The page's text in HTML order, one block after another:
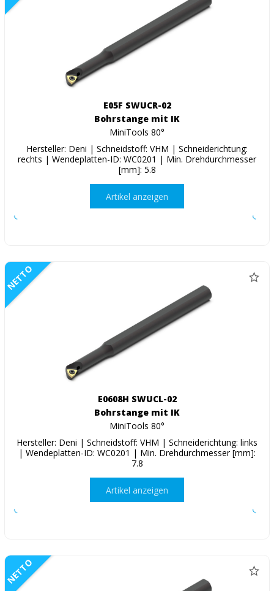
E05F SWUCR-02
Bohrstange mit IK
MiniTools 80°
Hersteller: Deni | Schneidstoff: VHM | Schneiderichtung:
rechts | Wendeplatten-ID: WC0201 | Min. Drehdurchmesser
[mm]: 5.8
Artikel anzeigen
NETTO
E0608H SWUCL-02
Bohrstange mit IK
MiniTools 80°
Hersteller: Deni | Schneidstoff: VHM | Schneiderichtung: links
| Wendeplatten-ID: WC0201 | Min. Drehdurchmesser [mm]:
7.8
Artikel anzeigen
NETTO